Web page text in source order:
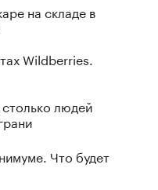
на складе в
Wildberries.
людей
Что будет